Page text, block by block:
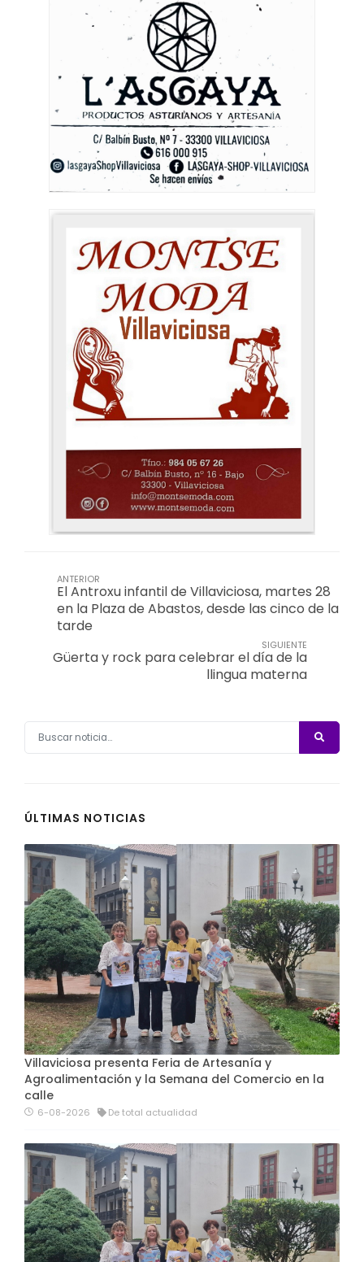
ANTERIOR
El Antroxu infantil de Villaviciosa, martes 28
en la Plaza de Abastos, desde las cinco de la
tarde
SIGUIENTE
Güerta y rock para celebrar el día de la
llingua materna
ÚLTIMAS NOTICIAS
Villaviciosa presenta Feria de Artesanía y
Agroalimentación y la Semana del Comercio en la
calle
6-08-2026 De total actualidad